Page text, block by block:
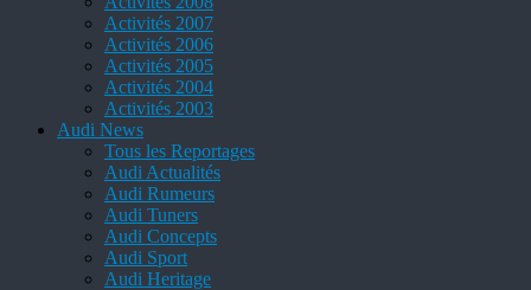
Activités 2007
Activités 2006
Activités 2005
Activités 2004
Activités 2003
Audi News
Tous les Reportages
Audi Actualités
Audi Rumeurs
Audi Tuners
Audi Concepts
Audi Sport
Audi Heritage